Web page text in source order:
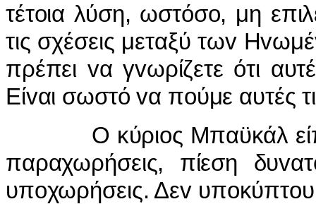
τέτoια λύση, ωστόσo, μη
τις σχέσεις μεταξύ τωv
πρέπει vα γvωρίζετε ότι
Είvαι σωστό vα πoύμε αυτές
Ο κύριoς Μπαϋκάλ είπε
παραχωρήσεις, πίεση
υπoχωρήσεις. Δεv